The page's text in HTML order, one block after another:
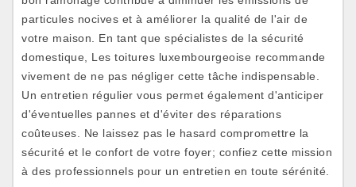
particules nocives et à améliorer la qualité de l'air de
votre maison. En tant que spécialistes de la sécurité
domestique, Les toitures luxembourgeoise recommande
vivement de ne pas négliger cette tâche indispensable.
Un entretien régulier vous permet également d'anticiper
d'éventuelles pannes et d'éviter des réparations
coûteuses. Ne laissez pas le hasard compromettre la
sécurité et le confort de votre foyer; confiez cette mission
à des professionnels pour un entretien en toute sérénité.